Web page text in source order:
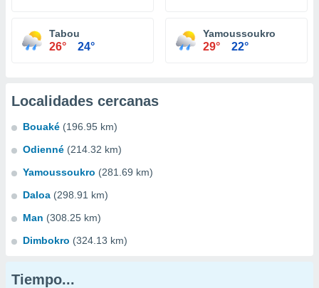
Tabou
26° 24°
Yamoussoukro
29° 22°
Localidades cercanas
Bouaké (196.95 km)
Odienné (214.32 km)
Yamoussoukro (281.69 km)
Daloa (298.91 km)
Man (308.25 km)
Dimbokro (324.13 km)
Tiempo...